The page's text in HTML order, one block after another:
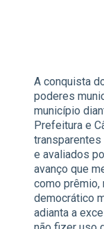
A conquista
poderes
município
Prefeitura e
e avaliados
avanço que
como prêmio,
democrático
adianta a